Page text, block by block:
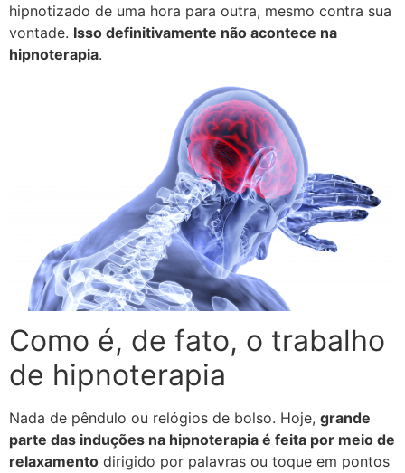
hipnotizado de uma hora para outra, mesmo contra sua
vontade. Isso definitivamente não acontece na
hipnoterapia.
Como é, de fato, o trabalho
de hipnoterapia
Nada de pêndulo ou relógios de bolso. Hoje, grande
parte das induções na hipnoterapia é feita por meio de
relaxamento dirigido por palavras ou toque em pontos